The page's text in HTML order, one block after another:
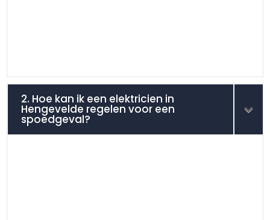
2. Hoe kan ik een elektricien in
Hengevelde regelen voor een
spoedgeval?